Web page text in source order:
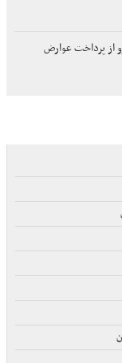
از پرداخت عوارض